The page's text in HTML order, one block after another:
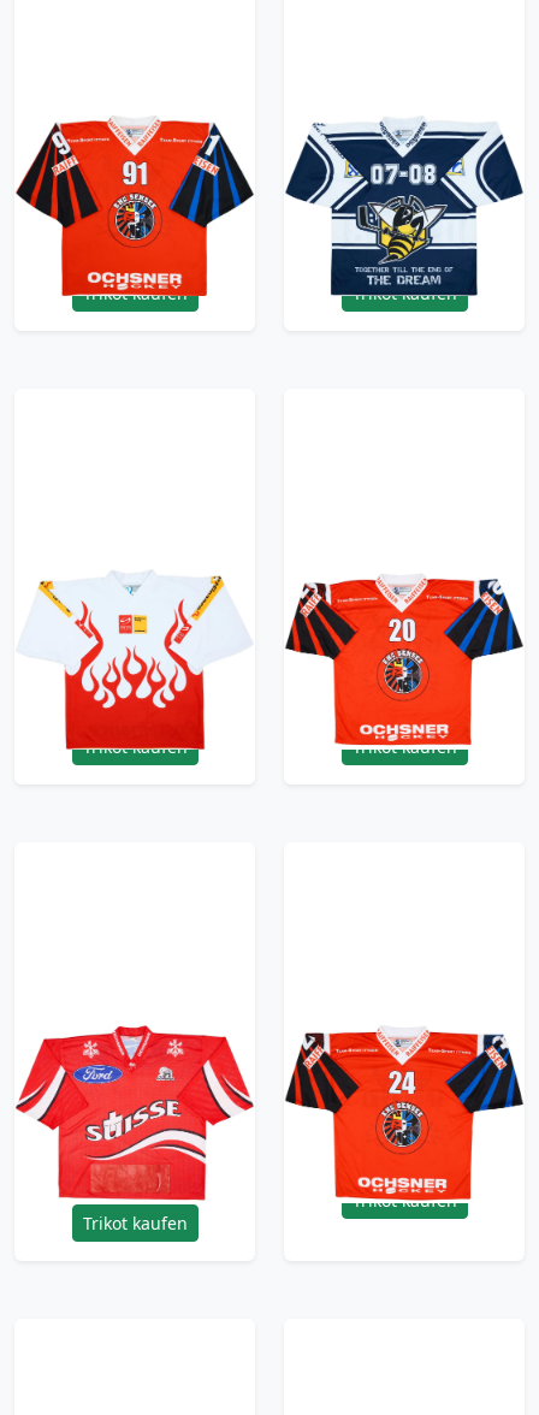
2000-02 EHC Sensee
#91 Ochsner Hockey
Home Jersey - 8/10 -
(XL)
71.99£ · ca. €85
Trikot kaufen
2007-08 HC La Chaux-
de-Fonds Play-Off
Ochsner Hockey
Jersey - 9/10 - (XL)
71.99£ · ca. €85
Trikot kaufen
2000s Swiss
PostFinance Trophy
Ochsner Jersey - 9/10
- (S)
71.99£ · ca. €85
Trikot kaufen
2000-02 EHC Sensee
#20 Ochsner Hockey
Home Jersey - 8/10 -
(XL)
71.99£ · ca. €85
Trikot kaufen
1990s Switzerland
National Hockey
Team #23 Ochsner
Home Jersey - 6/10 -
(XL)
71.99£ · ca. €85
Trikot kaufen
2000-02 EHC Sensee
#24 Ochsner Hockey
Home Jersey - 9/10 -
(XL)
71.99£ · ca. €85
Trikot kaufen